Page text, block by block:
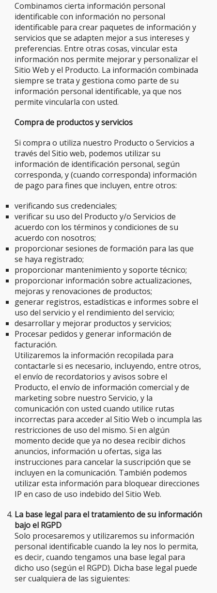
Combinamos cierta información personal
identificable con información no personal
identificable para crear paquetes de información y
servicios que se adapten mejor a sus intereses y
preferencias. Entre otras cosas, vincular esta
información nos permite mejorar y personalizar el
Sitio Web y el Producto. La información combinada
siempre se trata y gestiona como parte de su
información personal identificable, ya que nos
permite vincularla con usted.
Compra de productos y servicios
Si compra o utiliza nuestro Producto o Servicios a
través del Sitio web, podemos utilizar su
información de identificación personal, según
corresponda, y (cuando corresponda) información
de pago para fines que incluyen, entre otros:
verificando sus credenciales;
verificar su uso del Producto y/o Servicios de
acuerdo con los términos y condiciones de su
acuerdo con nosotros;
proporcionar sesiones de formación para las que
se haya registrado;
proporcionar mantenimiento y soporte técnico;
proporcionar información sobre actualizaciones,
mejoras y renovaciones de productos;
generar registros, estadísticas e informes sobre el
uso del servicio y el rendimiento del servicio;
desarrollar y mejorar productos y servicios;
Procesar pedidos y generar información de
facturación.
Utilizaremos la información recopilada para
contactarle si es necesario, incluyendo, entre otros,
el envío de recordatorios y avisos sobre el
Producto, el envío de información comercial y de
marketing sobre nuestro Servicio, y la
comunicación con usted cuando utilice rutas
incorrectas para acceder al Sitio Web o incumpla las
restricciones de uso del mismo. Si en algún
momento decide que ya no desea recibir dichos
anuncios, información u ofertas, siga las
instrucciones para cancelar la suscripción que se
incluyen en la comunicación. También podemos
utilizar esta información para bloquear direcciones
IP en caso de uso indebido del Sitio Web.
La base legal para el tratamiento de su información
bajo el RGPD
Solo procesaremos y utilizaremos su información
personal identificable cuando la ley nos lo permita,
es decir, cuando tengamos una base legal para
dicho uso (según el RGPD). Dicha base legal puede
ser cualquiera de las siguientes: